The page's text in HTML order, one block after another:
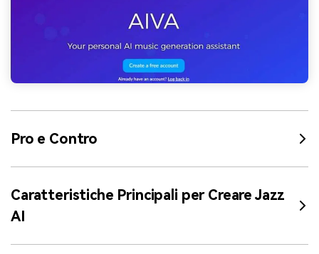
Pro e Contro
Caratteristiche Principali per Creare Jazz
AI